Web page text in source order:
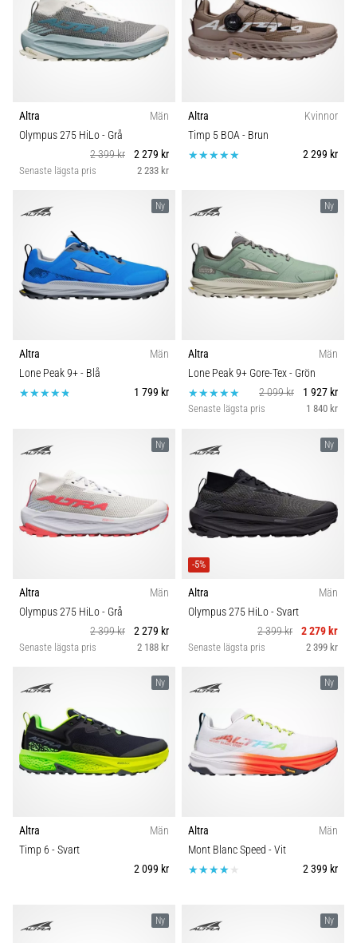
även
känt
som
iliotibialbandssyndrom
ett
mycket
hälsoproblem
löpare
Vad…
artiklar
Altra
Män
Olympus 275 HiLo- Grå
2 399 kr
2 279 kr
Senaste lägsta pris 2 233 kr
Altra
Kvinnor
Timp 5 BOA- Brun
2 299 kr
Ny
Altra
Män
Lone Peak 9+- Blå
1 799 kr
Ny
Altra
Män
Lone Peak 9+ Gore-Tex- Grön
2 099 kr
1 927 kr
Senaste lägsta pris 1 840 kr
Ny
Altra
Män
Olympus 275 HiLo- Grå
2 399 kr
2 279 kr
Senaste lägsta pris 2 188 kr
Ny
-5%
Altra
Män
Olympus 275 HiLo- Svart
2 399 kr
2 279 kr
Senaste lägsta pris 2 399 kr
Ny
Altra
Män
Timp 6 - Svart
2 099 kr
Ny
Altra
Män
Mont Blanc Speed - Vit
2 399 kr
Ny Ny